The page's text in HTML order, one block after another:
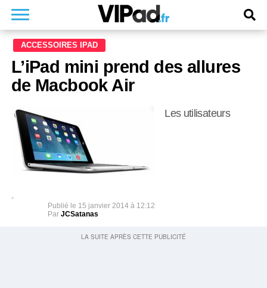
ACCESSOIRES IPAD
L’iPad mini prend des allures
de Macbook Air
Les utilisateurs
Publié le 15 janvier 2014 à 12:12
Par JCSatanas